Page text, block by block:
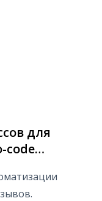
для
code